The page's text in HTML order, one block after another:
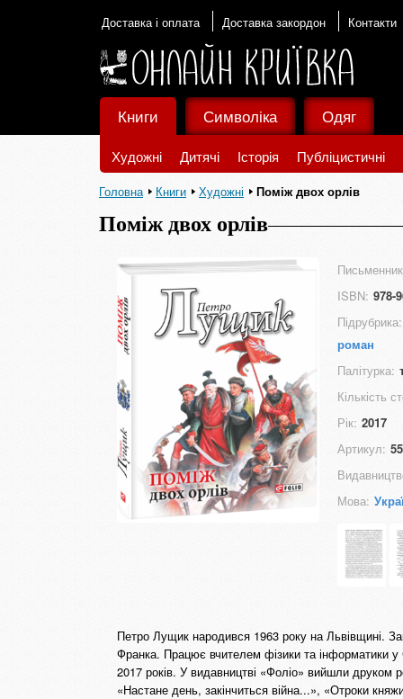
Доставка і оплата Доставка закордон Контакти
Книги
Художні Дитячі Історія Публіцистичні
Символіка Одяг
Головна Книги Художні Поміж двох орлів
Поміж двох орлів
ISBN: 978-
Підрубрика:
роман
Палітурка:
Кількість
Рік: 2017
Артикул:
Мова:
Петро Лущик народився 1963 року на Львівщині.
Франка. Працює вчителем фізики та інформатики у
2017 ро­ків. У видавництві «Фоліо» вийшли
«Настане день, закінчиться війна...», «Отроки